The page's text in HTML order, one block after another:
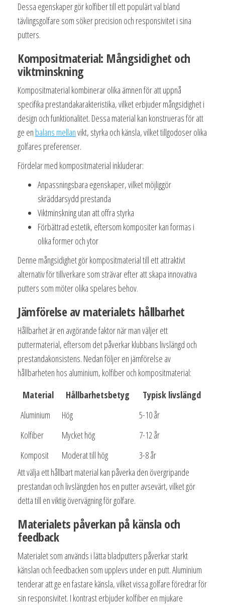
Dessa egenskaper gör kolfiber till ett populärt val bland
tävlingsgolfare som söker precision och responsivitet i sina
putters.
Kompositmaterial: Mångsidighet och
viktminskning
Kompositmaterial kombinerar olika ämnen för att uppnå
specifika prestandakarakteristika, vilket erbjuder mångsidighet i
design och funktionalitet. Dessa material kan konstrueras för att
ge en balans mellanvikt, styrka och känsla, vilket tillgodoser olika
golfares preferenser.
Fördelar med kompositmaterial inkluderar:
Anpassningsbara egenskaper, vilket möjliggör
skräddarsydd prestanda
Viktminskning utan att offra styrka
Förbättrad estetik, eftersom kompositer kan formas i
olika former och ytor
Denne mångsidighet gör kompositmaterial till ett attraktivt
alternativ för tillverkare som strävar efter att skapa innovativa
putters som möter olika spelares behov.
Jämförelse av materialets hållbarhet
Hållbarhet är en avgörande faktor när man väljer ett
puttermaterial, eftersom det påverkar klubbans livslängd och
prestandakonsistens. Nedan följer en jämförelse av
hållbarheten hos aluminium, kolfiber och kompositmaterial:
Material
Hållbarhetsbetyg
Typisk livslängd
Aluminium
Hög
5-10 år
Kolfiber
Mycket hög
7-12 år
Komposit
Moderat till hög
3-8 år
Att välja ett hållbart material kan påverka den övergripande
prestandan och livslängden hos en putter avsevärt, vilket gör
detta till en viktig övervägning för golfare.
Materialets påverkan på känsla och
feedback
Materialet som används i lätta bladputters påverkar starkt
känslan och feedbacken som upplevs under en putt. Aluminium
tenderar att ge en fastare känsla, vilket vissa golfare föredrar för
sin responsivitet. I kontrast erbjuder kolfiber en mjukare